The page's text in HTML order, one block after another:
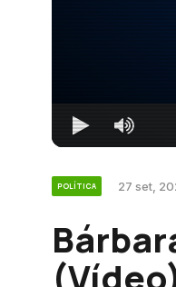
POLÍTICA 27 set,